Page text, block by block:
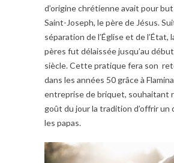
d’origine chrétienne avait pour
Saint-Joseph, le père de Jésus.
séparation de l’Église et de l’État,
pères fut délaissée jusqu’au
siècle. Cette pratique fera son
dans les années 50 grâce à
entreprise de briquet, souhaitant
goût du jour la tradition d’offrir un
les papas.